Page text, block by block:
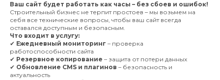
Ваш сайт будет работать как часы – без сбоев и ошибок!
Строительный бизнес не терпит простоев – мы возьмем на
себя все технические вопросы, чтобы ваш сайт всегда
оставался доступным и безопасным.
Что входит в услугу:
✔ Ежедневный мониторинг – проверка
работоспособности сайта
✔ Резервное копирование – защита от потери данных
✔ Обновление CMS и плагинов – безопасность и
актуальность